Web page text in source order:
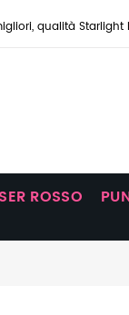
qualità Starlight
ROSSO